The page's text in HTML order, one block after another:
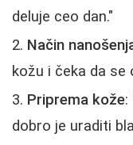
deluje ceo dan."
Način
kožu i čeka da se
Priprema kože:
dobro je uraditi